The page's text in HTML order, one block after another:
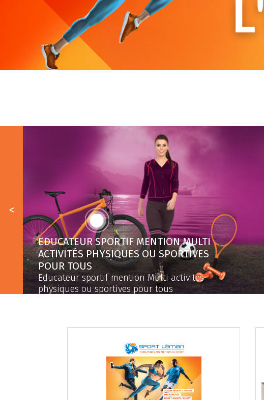
EDUCATEUR SPORTIF MENTION MULTI
ACTIVITÉS PHYSIQUES OU SPORTIVES
POUR TOUS
Educateur sportif mention Multi activités
physiques ou sportives pour tous